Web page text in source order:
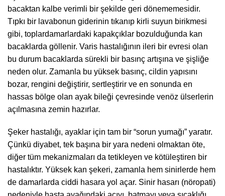
bacaktan kalbe verimli bir şekilde geri dönememesidir.
Tıpkı bir lavabonun giderinin tıkanıp kirli suyun birikmesi
gibi, toplardamarlardaki kapakçıklar bozulduğunda kan
bacaklarda göllenir. Varis hastalığının ileri bir evresi olan
bu durum bacaklarda sürekli bir basınç artışına ve şişliğe
neden olur. Zamanla bu yüksek basınç, cildin yapısını
bozar, rengini değiştirir, sertleştirir ve en sonunda en
hassas bölge olan ayak bileği çevresinde venöz ülserlerin
açılmasına zemin hazırlar.
Şeker hastalığı, ayaklar için tam bir “sorun yumağı” yaratır.
Çünkü diyabet, tek başına bir yara nedeni olmaktan öte,
diğer tüm mekanizmaları da tetikleyen ve kötüleştiren bir
hastalıktır. Yüksek kan şekeri, zamanla hem sinirlerde hem
de damarlarda ciddi hasara yol açar. Sinir hasarı (nöropati)